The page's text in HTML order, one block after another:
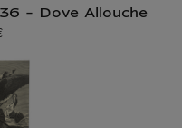
- Dove Allouche